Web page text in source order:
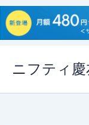
ス
ニフティ慶